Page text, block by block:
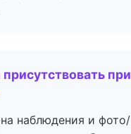
при
наблюдения и фото/